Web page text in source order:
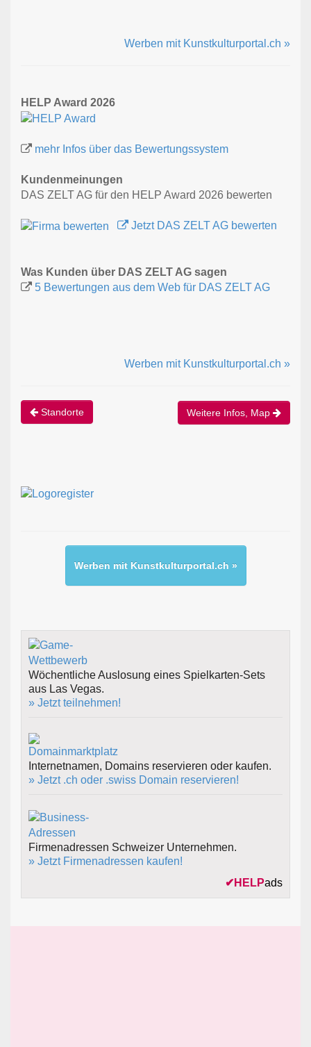
Werben mit Kunstkulturportal.ch »
HELP Award 2026
mehr Infos über das Bewertungssystem
Kundenmeinungen
DAS ZELT AG für den HELP Award 2026 bewerten
Jetzt DAS ZELT AG bewerten
Was Kunden über DAS ZELT AG sagen
5 Bewertungen aus dem Web für DAS ZELT AG
Werben mit Kunstkulturportal.ch »
Standorte Weitere Infos, Map
Werben mit Kunstkulturportal.ch »
Wöchentliche Auslosung eines Spielkarten-Sets
aus Las Vegas.
» Jetzt teilnehmen!
Internetnamen, Domains reservieren oder kaufen.
» Jetzt .ch oder .swiss Domain reservieren!
Firmenadressen Schweizer Unternehmen.
» Jetzt Firmenadressen kaufen!
✔ HELPads